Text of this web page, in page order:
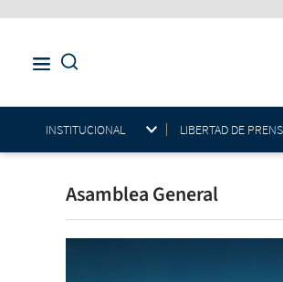
INSTITUCIONAL LIBERTAD DE
Asamblea General